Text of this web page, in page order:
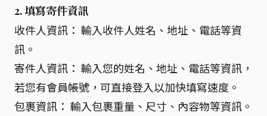
2. 填寫寄件資訊
收件人資訊： 輸入收件人姓名、地址、電話等資
訊。
寄件人資訊： 輸入您的姓名、地址、電話等資訊，
若您有會員帳號，可直接登入以加快填寫速度。
包裹資訊： 輸入包裹重量、尺寸、內容物等資訊。